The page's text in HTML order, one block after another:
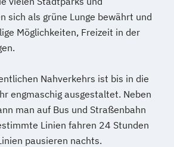
sich als grüne Lunge bewährt und
Möglichkeiten, Freizeit in der
Nahverkehrs ist bis in die
engmaschig ausgestaltet. Neben
man auf Bus und Straßenbahn
Linien fahren 24 Stunden
pausieren nachts.